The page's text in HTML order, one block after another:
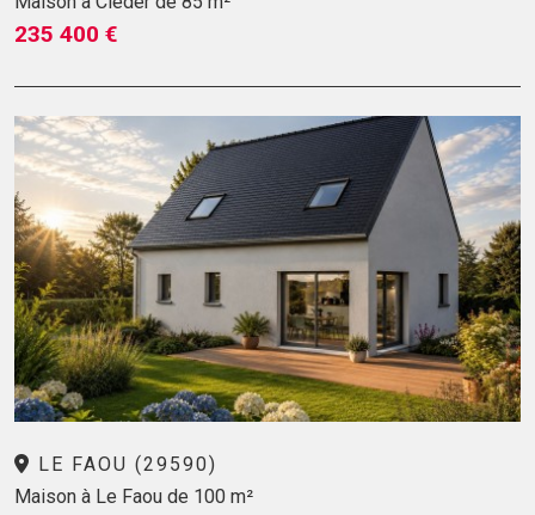
235 400 €
LE FAOU (29590)
Maison à Le Faou de 100 m²